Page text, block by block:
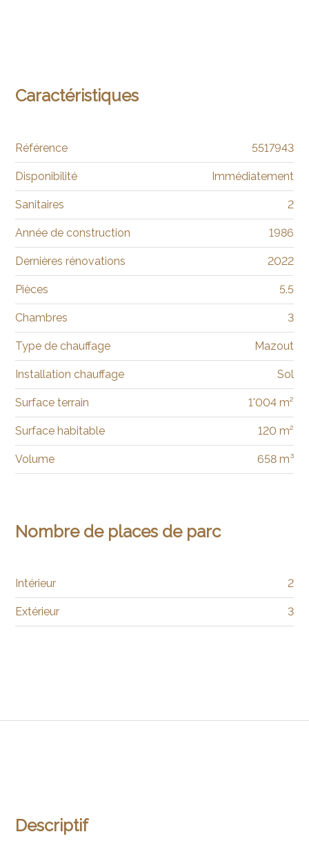
Descriptif
Caractéristiques
Référence 5517943
Disponibilité Immédiatement
Sanitaires 2
Année de construction 1986
Dernières rénovations 2022
Pièces 5.5
Chambres 3
Type de chauffage Mazout
Installation chauffage Sol
Surface terrain 1'004 m²
Surface habitable 120 m²
Volume 658 m³
Nombre de places de parc
Intérieur 2
Extérieur 3